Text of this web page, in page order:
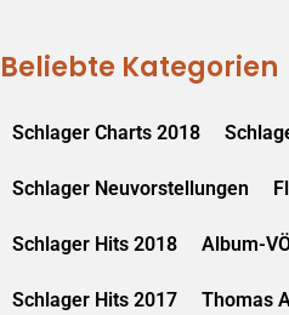
Beliebte Kategorien
Schlager Charts 2018
Schlager Neuvorstellungen
Schlager Hits 2018 Album-
Schlager Hits 2017 Thomas